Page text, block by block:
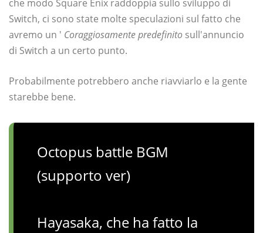
che modo Square Enix raddoppia sullo sviluppo di
Switch, ci sono state molte speculazioni sul fatto che
avremo un ' Coraggiosamente predefinito sull'annuncio
di Switch a un certo punto.
Probabilmente potrebbero anche riavviarlo e la gente
starebbe bene.
Octopus battle BGM
(supporto ver)
Hayasaka, che ha fatto la